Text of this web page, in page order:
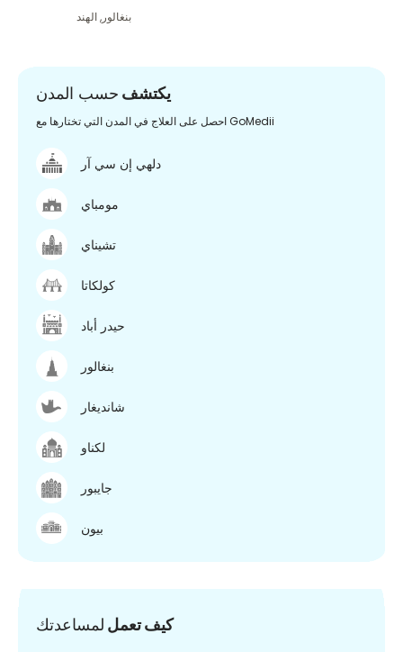
بنغالور,الهند
يكتشف حسب المدن
احصل على العلاج في المدن التي تختارها مع GoMedii
دلهي إن سي آر
مومباي
تشيناي
كولكاتا
حيدر أباد
بنغالور
شانديغار
لكناو
جايبور
بيون
كيف تعمل لمساعدتك